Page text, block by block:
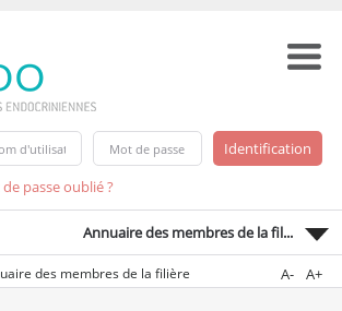
passe oublié ?
Annuaire des membres de la fil...
des membres de la filière A- A+